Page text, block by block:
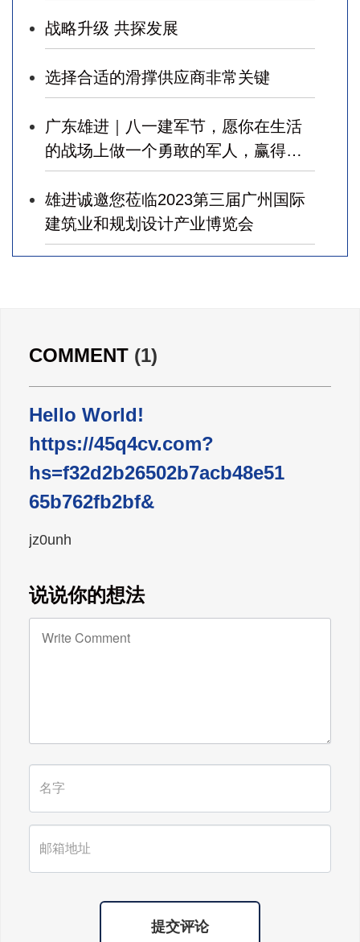
战略升级 共探发展
选择合适的滑撑供应商非常关键
广东雄进｜八一建军节，愿你在生活
的战场上做一个勇敢的军人，赢得幸
福！
雄进诚邀您莅临2023第三届广州国际
建筑业和规划设计产业博览会
广东雄进｜教师节到了，祝节日健康
快乐!天下老师们身体健康!
广东雄进｜时光不老，久久念孝。祝
福所有老人，年年逢重阳，岁岁皆平
安。
COMMENT (1)
Hello World!
https://45q4cv.com?
hs=f32d2b26502b7acb48e51
65b762fb2bf&
jz0unh
说说你的想法
提交评论